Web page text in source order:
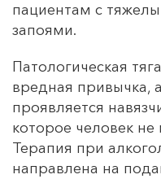
пациентам с
запоями.
Патологическая
вредная привычка,
проявляется
которое человек
Терапия при
направлена на